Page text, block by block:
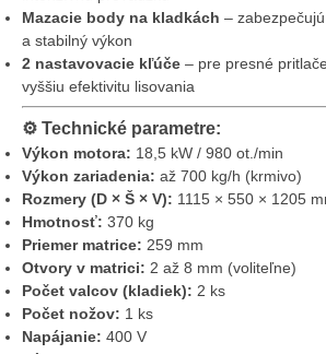
Mazacie body na kladkách –
a stabilný výkon
2 nastavovacie kľúče – pre presné
vyššiu efektivitu lisovania
⚙️ Technické parametre:
Výkon motora: 18,5 kW / 980 ot./min
Výkon zariadenia: až 700 kg/h (krmivo)
Rozmery (D × Š × V): 1115 × 550 × 1205
Hmotnosť: 370 kg
Priemer matrice: 259 mm
Otvory v matrici: 2 až 8 mm (voliteľne)
Počet valcov (kladiek): 2 ks
Počet nožov: 1 ks
Napájanie: 400 V